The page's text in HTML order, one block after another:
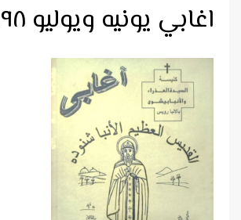
اغابي يونيه ويوليو ١٩٩٨